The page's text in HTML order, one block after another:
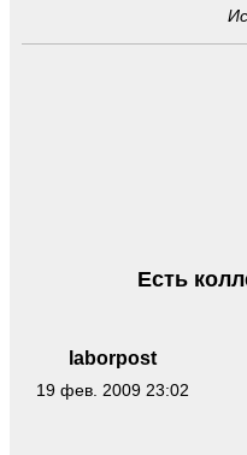
laborpost
19 фев. 2009 23:02
Есть